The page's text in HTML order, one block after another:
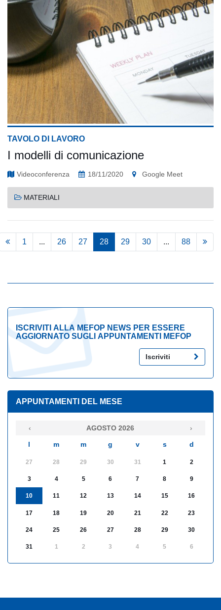
TAVOLO DI LAVORO
I modelli di comunicazione
Videoconferenza 18/11/2020 Google Meet
MATERIALI
1 ... 26 27 28 29 30 ... 88
ISCRIVITI ALLA MEFOP NEWS PER ESSERE
AGGIORNATO SUGLI APPUNTAMENTI MEFOP
Iscriviti
APPUNTAMENTI DEL MESE
‹ AGOSTO 2026 ›
l m m g v s d
27 28 29 30 31 1 2
3 4 5 6 7 8 9
10 11 12 13 14 15 16
17 18 19 20 21 22 23
24 25 26 27 28 29 30
31 1 2 3 4 5 6